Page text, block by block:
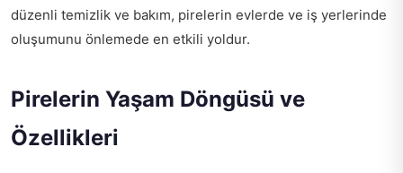
düzenli temizlik ve bakım, pirelerin evlerde ve iş yerlerinde
oluşumunu önlemede en etkili yoldur.
Pirelerin Yaşam Döngüsü ve
Özellikleri